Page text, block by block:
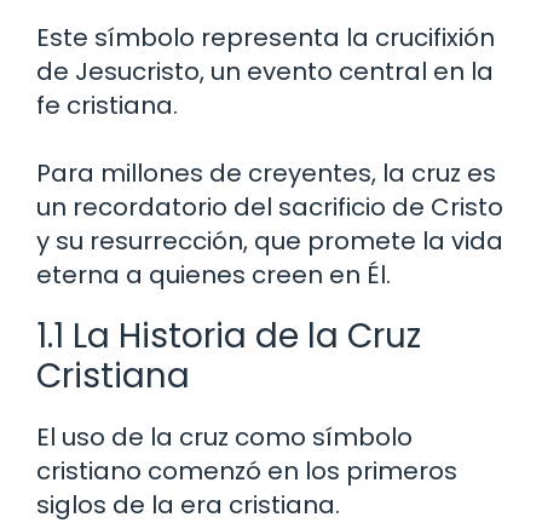
Este símbolo representa la crucifixión
de Jesucristo, un evento central en la
fe cristiana.
Para millones de creyentes, la cruz es
un recordatorio del sacrificio de Cristo
y su resurrección, que promete la vida
eterna a quienes creen en Él.
1.1 La Historia de la Cruz
Cristiana
El uso de la cruz como símbolo
cristiano comenzó en los primeros
siglos de la era cristiana.